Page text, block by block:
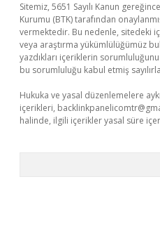
Sitemiz, 5651 Sayılı Kanun
Kurumu (BTK) tarafından
vermektedir. Bu nedenle, sitedeki
veya araştırma yükümlülüğümüz
yazdıkları içeriklerin
bu sorumluluğu kabul etmiş
Hukuka ve yasal düzenlemelere
içerikleri,
halinde, ilgili içerikler yasal süre